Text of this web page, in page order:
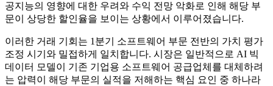
공지능의 영향에 대한 우려와 수익 전망 악화로 인해 해당 부
문이 상당한 할인율을 보이는 상황에서 이루어졌습니다.
이러한 거래 기회는 1분기 소프트웨어 부문 전반의 가치 평가
조정 시기와 밀접하게 일치합니다. 시장은 일반적으로 AI 빅
데이터 모델이 기존 기업용 소프트웨어 공급업체를 대체하려
는 압력이 해당 부문의 실적을 저해하는 핵심 요인 중 하나라